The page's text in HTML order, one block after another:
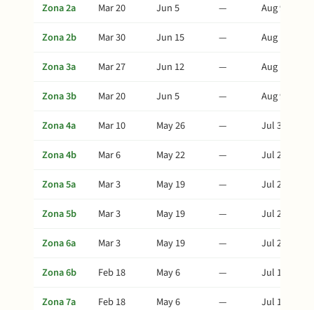
Zona 2a
Mar 20 Jun 5 —
Aug 9
Zona 2b
Mar 30 Jun 15 —
Aug 19
Zona 3a
Mar 27 Jun 12 —
Aug 16
Zona 3b
Mar 20 Jun 5 —
Aug 9
Zona 4a
Mar 10 May 26 —
Jul 30
Zona 4b
Mar 6 May 22 —
Jul 26
Zona 5a
Mar 3 May 19 —
Jul 23
Zona 5b
Mar 3 May 19 —
Jul 23
Zona 6a
Mar 3 May 19 —
Jul 23
Zona 6b
Feb 18 May 6 —
Jul 10
Zona 7a
Feb 18 May 6 —
Jul 10